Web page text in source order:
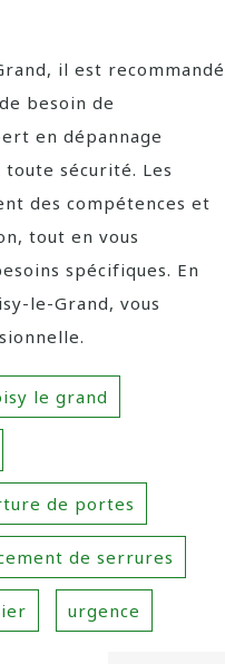
il est recommandé
besoin de
en dépannage
sécurité. Les
des compétences et
tout en vous
spécifiques. En
le-Grand, vous
le grand
de portes
de serrures
urgence